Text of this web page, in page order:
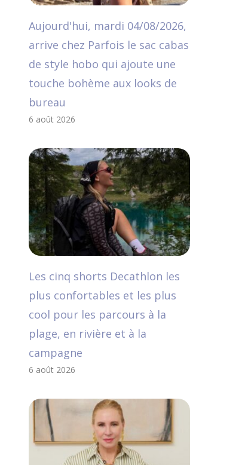
Aujourd'hui, mardi 04/08/2026,
arrive chez Parfois le sac cabas
de style hobo qui ajoute une
touche bohème aux looks de
bureau
6 août 2026
Les cinq shorts Decathlon les
plus confortables et les plus
cool pour les parcours à la
plage, en rivière et à la
campagne
6 août 2026